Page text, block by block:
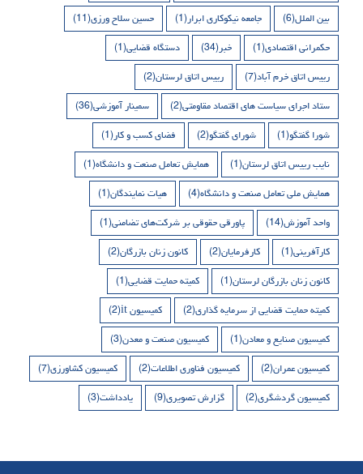
بین الملل(6) جامعه نیکوکاری ابرار(1) حسین سلاح ورزی(11)
حکمرانی اقتصادی(1) خبر(34) دستگاه قضایی(1)
رییس اتاق خرم آباد(7) رییس اتاق لرستان(2)
ستاد اجرای سیاست های اقتصاد مقاومتی(2) سمینار آموزشی(36)
شورا گفتگو(1) شورای گفتگو(2) فضای کسب و کار(1)
نایب رییس اتاق لرستان(1) همایش تعامل صنعت و دانشگاه(1)
همایش ملی تعامل صنعت و دانشگاه(4) هیات نمایندگان(1)
واحد آموزش(14) پاورقی حقوقی بر شرکت‌های تضامنی(1)
کارآفرینی(1) کارفرمایان(2) کانون زنان بازرگان(2)
کانون زنان بازرگان لرستان(1) کمیته حمایت قضایی(1)
کمیته حمایت قضایی از سرمایه گذاری(2) کمیسیون it (2)
کمیسیون صنایع و معادن(1) کمیسیون صنعت و معدن(3)
کمیسیون عمران(2) کمیسیون فناوری اطلاعات(2) کمیسیون کشاورزی(7)
کمیسیون گردشگری(2) گزارش تصویری(9) یادداشت(3)